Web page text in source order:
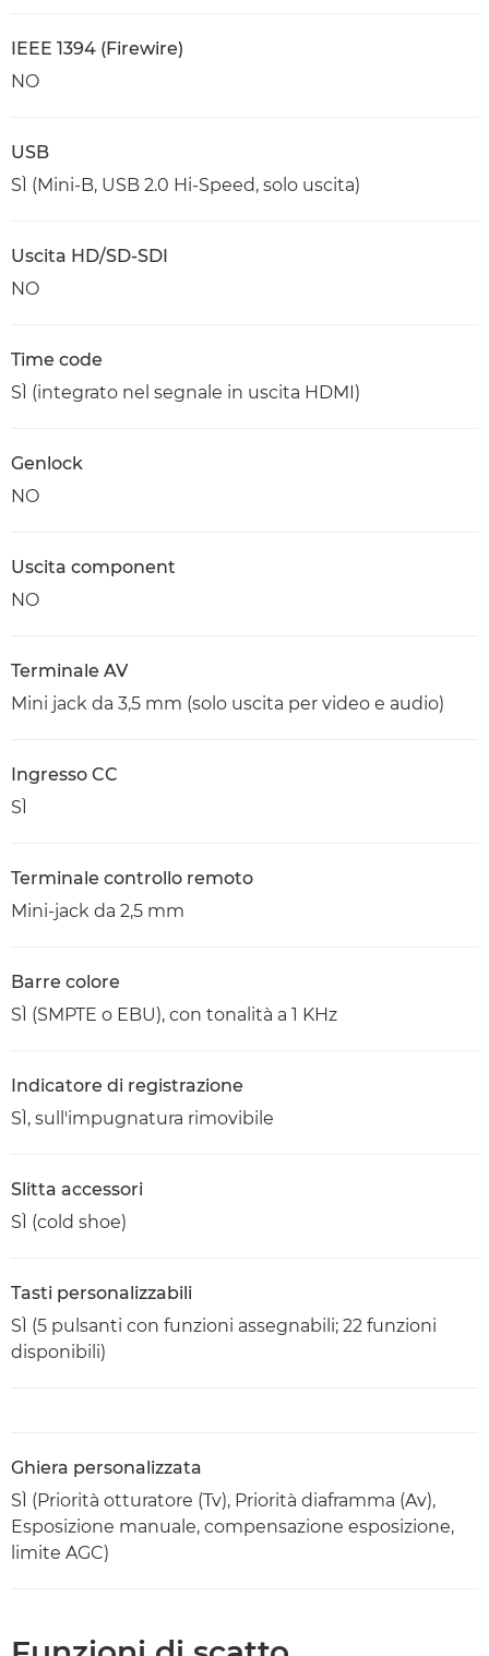
IEEE 1394 (Firewire)
NO
USB
SÌ (Mini-B, USB 2.0 Hi-Speed, solo uscita)
Uscita HD/SD-SDI
NO
Time code
SÌ (integrato nel segnale in uscita HDMI)
Genlock
NO
Uscita component
NO
Terminale AV
Mini jack da 3,5 mm (solo uscita per video e audio)
Ingresso CC
SÌ
Terminale controllo remoto
Mini-jack da 2,5 mm
Barre colore
SÌ (SMPTE o EBU), con tonalità a 1 KHz
Indicatore di registrazione
SÌ, sull'impugnatura rimovibile
Slitta accessori
SÌ (cold shoe)
Tasti personalizzabili
SÌ (5 pulsanti con funzioni assegnabili; 22 funzioni
disponibili)
Ghiera personalizzata
SÌ (Priorità otturatore (Tv), Priorità diaframma (Av),
Esposizione manuale, compensazione esposizione,
limite AGC)